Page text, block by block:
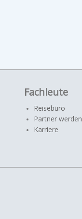
Fachleute
Reisebüro
Partner werden
Karriere